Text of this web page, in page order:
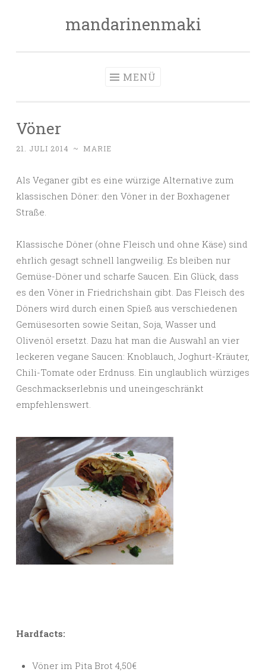
mandarinenmaki
MENÜ
Vöner
21. JULI 2014 ~ MARIE
Als Veganer gibt es eine würzige Alternative zum
klassischen Döner: den Vöner in der Boxhagener
Straße.
Klassische Döner (ohne Fleisch und ohne Käse) sind
ehrlich gesagt schnell langweilig. Es bleiben nur
Gemüse-Döner und scharfe Saucen. Ein Glück, dass
es den Vöner in Friedrichshain gibt. Das Fleisch des
Döners wird durch einen Spieß aus verschiedenen
Gemüsesorten sowie Seitan, Soja, Wasser und
Olivenöl ersetzt. Dazu hat man die Auswahl an vier
leckeren vegane Saucen: Knoblauch, Joghurt-Kräuter,
Chili-Tomate oder Erdnuss. Ein unglaublich würziges
Geschmackserlebnis und uneingeschränkt
empfehlenswert.
Hardfacts:
Vöner im Pita Brot 4,50€